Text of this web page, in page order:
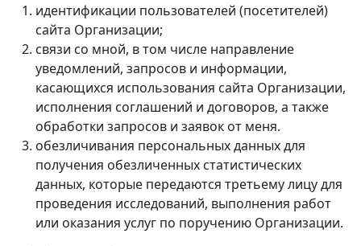
идентификации пользователей (посетителей)
сайта Организации;
связи со мной, в том числе направление
уведомлений, запросов и информации,
касающихся использования сайта Организации,
исполнения соглашений и договоров, а также
обработки запросов и заявок от меня.
обезличивания персональных данных для
получения обезличенных статистических
данных, которые передаются третьему лицу для
проведения исследований, выполнения работ
или оказания услуг по поручению Организации.